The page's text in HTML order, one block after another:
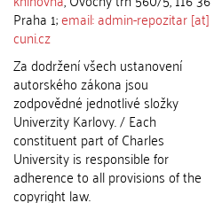
Praha 1;email: admin-repozitar [at]
cuni.cz
Za dodržení všech ustanovení
autorského zákona jsou
zodpovědné jednotlivé složky
Univerzity Karlovy. / Each
constituent part of Charles
University is responsible for
adherence to all provisions of the
copyright law.